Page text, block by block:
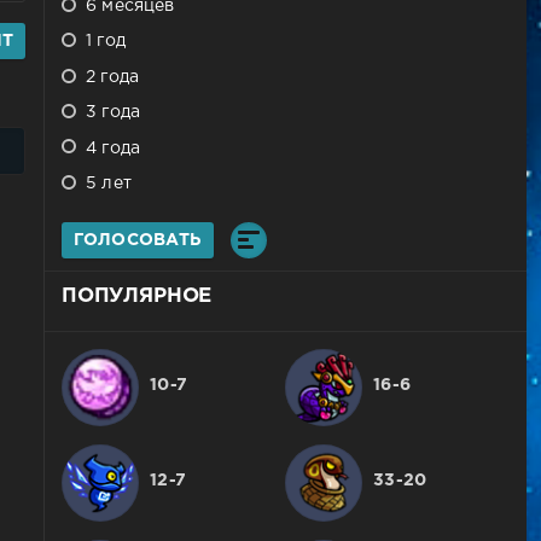
6 месяцев
1 год
2 года
3 года
4 года
5 лет
ГОЛОСОВАТЬ
ПОПУЛЯРНОЕ
10-7 16-6
12-7 33-20